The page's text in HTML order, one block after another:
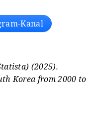
Kanal
(2025).
Korea from 2000 to